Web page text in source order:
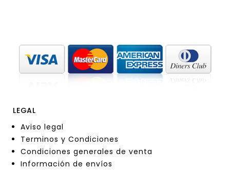
LEGAL
Aviso legal
Terminos y Condiciones
Condiciones generales de venta
Información de envíos